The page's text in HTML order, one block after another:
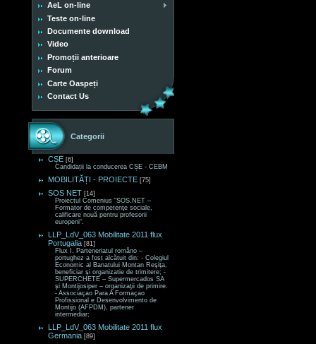
AeL on-line
Teste on-line
Documente download
Video
Promoții anterioare
Forum
Carte Oaspeți
Contact Us
Categorii
CȘE [6]
Candidații la conducerea CȘE - CEBM
MOBILITĂȚI - PROIECTE [75]
SOS NET [14]
Proiectul Comenius “SOS.NET –
Formator de competenţe sociale,
calificare nouă pentru profesorii
europeni“.
LLP_LdV_063 Mobilitate 2011 flux
Portugalia [81]
Flux I. Parteneriatul româno –
portughez a fost alcătuit din: - Colegiul
Economic al Banatului Montan Reşiţa,
beneficiar şi organizatie de trimitere; -
SUPERCHETE – Supermercados SA
şi Montijosiper – organizaţii de primire.
- Associaçao Para A Formaçao
Profissional e Desenvolvimento de
Montijo (AFPDM), partener
intermediar;
LLP_LdV_063 Mobilitate 2011 flux
Germania [89]